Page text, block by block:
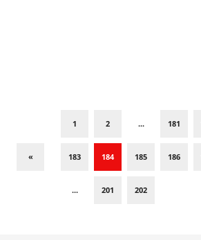
«
1 2 ... 181
183 184 185 186
... 201 202